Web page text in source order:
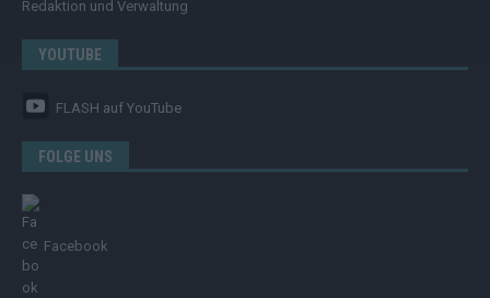
Redaktion und Verwaltung
YOUTUBE
FLASH auf YouTube
FOLGE UNS
Facebook